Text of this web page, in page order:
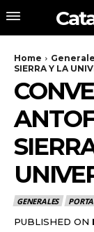
Home
SIERRA Y LA
GENERALES
PUBLISHED ON